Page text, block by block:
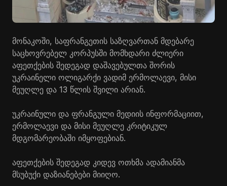
მონაკოში, საფრანგეთის საზღვართან მდებარე
საცხოვრებელ კორპუსში მომხდარი ძლიერი
აფეთქების შედეგად დაშავებულთა შორის
უკრაინელი ოლიგარქი ვადიმ ერმოლაევი, მისი
მეუღლე და 13 წლის შვილი არიან.
უკრაინული და ფრანგული მედიის ინფორმაციით,
ერმოლაევი და მისი მეუღლე კრიტიკულ
მდგომარეობაში იმყოფებიან.
აფეთქების შედეგად კიდევ ოთხმა ადამიანმა
მსუბუქი დაზიანებები მიიღო.